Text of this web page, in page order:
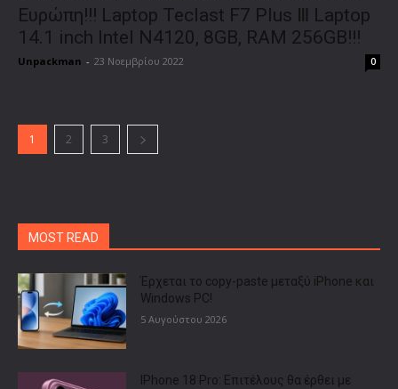
Ευρώπη!!! Laptop Teclast F7 Plus Ⅲ Laptop
14.1 inch Intel N4120, 8GB, RAM 256GB!!!
Unpackman - 23 Νοεμβρίου 2022 0
1 2 3
MOST READ
Έρχεται το copy-paste μεταξύ iPhone και
Windows PC!
5 Αυγούστου 2026
IPhone 18 Pro: Επιτέλους θα έρθει με